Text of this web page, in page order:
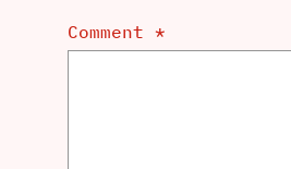
Comment *